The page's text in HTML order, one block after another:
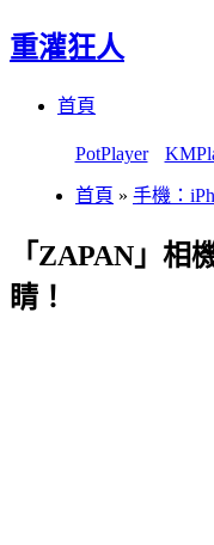
重灌狂人
首頁
PotPlayer
首頁 » 手機：
「ZAPAN」相
睛！